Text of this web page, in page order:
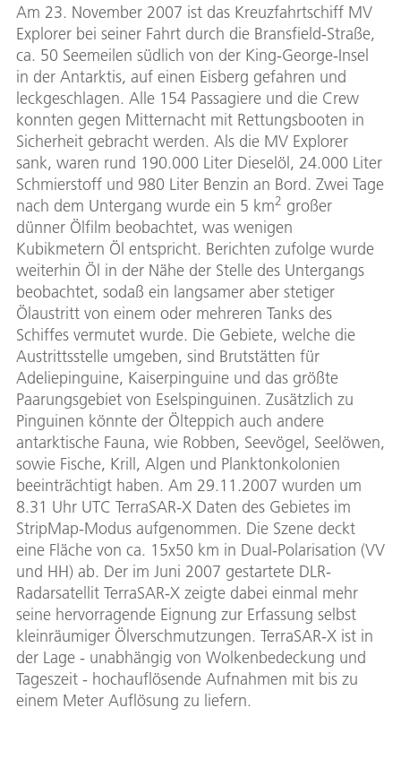
Am 23. November 2007 ist das Kreuzfahrtschiff MV
Explorer bei seiner Fahrt durch die Bransfield-Straße,
ca. 50 Seemeilen südlich von der King-George-Insel
in der Antarktis, auf einen Eisberg gefahren und
leckgeschlagen. Alle 154 Passagiere und die Crew
konnten gegen Mitternacht mit Rettungsbooten in
Sicherheit gebracht werden. Als die MV Explorer
sank, waren rund 190.000 Liter Dieselöl, 24.000 Liter
Schmierstoff und 980 Liter Benzin an Bord. Zwei Tage
nach dem Untergang wurde ein 5 km2 großer
dünner Ölfilm beobachtet, was wenigen
Kubikmetern Öl entspricht. Berichten zufolge wurde
weiterhin Öl in der Nähe der Stelle des Untergangs
beobachtet, sodaß ein langsamer aber stetiger
Ölaustritt von einem oder mehreren Tanks des
Schiffes vermutet wurde. Die Gebiete, welche die
Austrittsstelle umgeben, sind Brutstätten für
Adeliepinguine, Kaiserpinguine und das größte
Paarungsgebiet von Eselspinguinen. Zusätzlich zu
Pinguinen könnte der Ölteppich auch andere
antarktische Fauna, wie Robben, Seevögel, Seelöwen,
sowie Fische, Krill, Algen und Planktonkolonien
beeinträchtigt haben. Am 29.11.2007 wurden um
8.31 Uhr UTC TerraSAR-X Daten des Gebietes im
StripMap-Modus aufgenommen. Die Szene deckt
eine Fläche von ca. 15x50 km in Dual-Polarisation (VV
und HH) ab. Der im Juni 2007 gestartete DLR-
Radarsatellit TerraSAR-X zeigte dabei einmal mehr
seine hervorragende Eignung zur Erfassung selbst
kleinräumiger Ölverschmutzungen. TerraSAR-X ist in
der Lage - unabhängig von Wolkenbedeckung und
Tageszeit - hochauflösende Aufnahmen mit bis zu
einem Meter Auflösung zu liefern.